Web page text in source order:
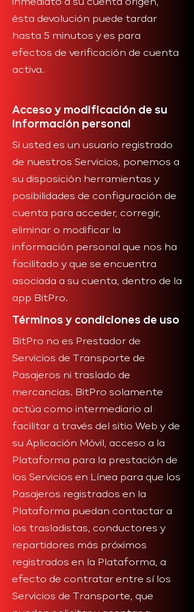
inmediato a su cuenta origen,
ésta devolución puede tardar
hasta 5 minutos y es para
efectos de verificación de cuenta
activa.
Acceso y modificación de su
información personal
Si usted es un usuario registrado
de nuestros Servicios, ponemos a
su disposición herramientas y
posibilidades de configuración de
cuenta para acceder, corregir,
eliminar o modificar la
información personal que nos ha
facilitado y que se encuentra
asociada a su cuenta, dentro de la
app BitPro.
Términos y condiciones de uso
BitPro no es Prestador de
Servicios de Transporte de
Pasajeros ni traslado de
mercancias. BitPro solamente
actúa como intermediario al
facilitar a través del sitio Web y de
su Aplicación Móvil, acceso a la
Plataforma para la prestación de
los Servicios en Línea para que los
Pasajeros registrados en la
Plataforma puedan contactar a
los trasladistas, conductores y
repartidores más próximos
registrados en la Plataforma, a
efecto de contratar entre sí los
Servicios de Transporte, que